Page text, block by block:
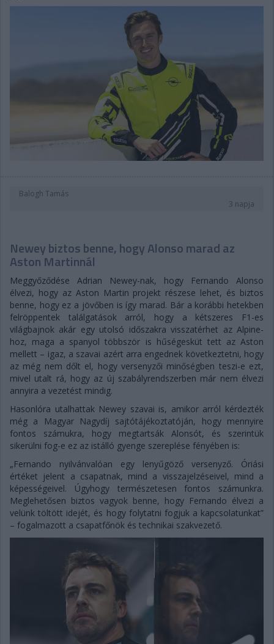
Balogh Tamás
3 napja
Newey biztos benne, hogy Alonso marad az
Aston Martinnál
Meggyőződése Adrian Newey-nak, hogy Fernando Alonso
élvezi, hogy az Aston Martin projekt részese lehet, és biztos
benne, hogy ez a jövőben is így marad. Bár a korábbi hetekben
felröppentek találgatások arról, hogy a kétszeres F1-es
világbajnok akár egy utolsó időszakra visszatérhet az Alpine-
hoz, maga a spanyol többször is hűségesküt tett az Aston
mellett – igaz, a szavai azért arra engednek következtetni, hogy
az még nem dőlt el, hogy versenyzői minőségben teszi-e ezt,
mivel utalt rá, hogy az új szabályrendszerben már nem élvezi
annyira a vezetést mindig.
Hasonlóra utalhattak Newey szavai is, amikor arról kérdezték
még a Magyar Nagydíj sajtótájékoztatóján, hogy mennyire
fontos számukra, hogy megtartsák Alonsót, és szerintük
sikerülni fog-e ez az istálló gyenge szereplése fényében is:
„Fernando nyilvánvalóan egy lenyűgöző versenyző. Óriási
értéket jelent a csapatnak, mind a visszajelzéseivel, mind a
képességeivel. Úgyhogy természetesen fontos számunkra.
Meglehetősen biztos vagyok benne, hogy Fernando élvezi a
velünk töltött idejét, és hogy folytatni fogjuk a kapcsolatunkat”
– fogalmazott a csapatfőnök és technikai szakvezető.